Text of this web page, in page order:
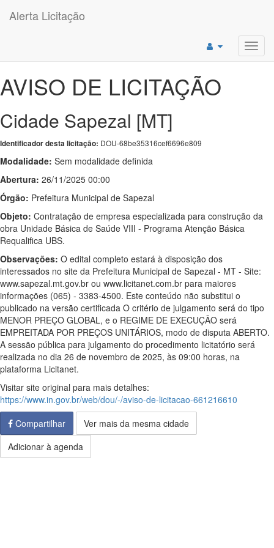
Alerta Licitação
AVISO DE LICITAÇÃO
Cidade Sapezal [MT]
Identificador desta licitação: DOU-68be35316cef6696e809
Modalidade: Sem modalidade definida
Abertura: 26/11/2025 00:00
Órgão: Prefeitura Municipal de Sapezal
Objeto: Contratação de empresa especializada para construção da
obra Unidade Básica de Saúde VIII - Programa Atenção Básica
Requalifica UBS.
Observações: O edital completo estará à disposição dos
interessados no site da Prefeitura Municipal de Sapezal - MT - Site:
www.sapezal.mt.gov.br ou www.licitanet.com.br para maiores
informações (065) - 3383-4500. Este conteúdo não substitui o
publicado na versão certificada O critério de julgamento será do tipo
MENOR PREÇO GLOBAL, e o REGIME DE EXECUÇÃO será
EMPREITADA POR PREÇOS UNITÁRIOS, modo de disputa ABERTO.
A sessão pública para julgamento do procedimento licitatório será
realizada no dia 26 de novembro de 2025, às 09:00 horas, na
plataforma Licitanet.
Visitar site original para mais detalhes:
https://www.in.gov.br/web/dou/-/aviso-de-licitacao-661216610
Compartilhar
Ver mais da mesma cidade
Adicionar à agenda